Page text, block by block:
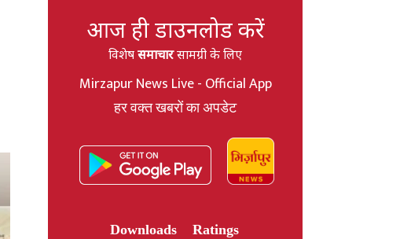
आज ही डाउनलोड करें
विशेषसमाचारसामग्री के लिए
Mirzapur News Live - Official App
हर वक्त खबरों का अपडेट
Downloads
Ratings